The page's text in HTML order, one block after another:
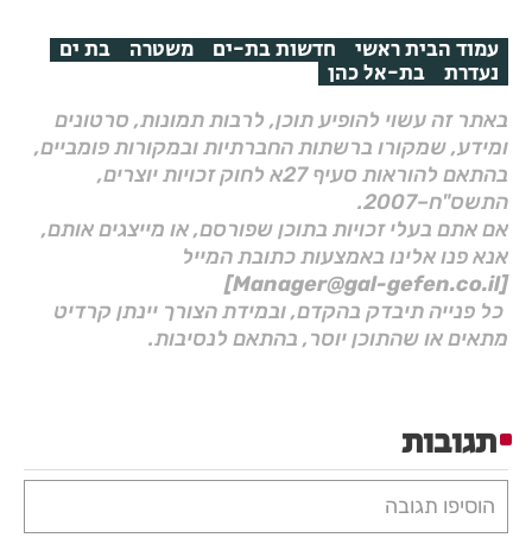
עמוד הבית ראשי חדשות בת-ים משטרה בת ים
נעדרת בת-אל כהן
באתר זה עשוי להופיע תוכן, לרבות תמונות, סרטונים
ומידע, שמקורו ברשתות החברתיות ובמקורות פומביים,
בהתאם להוראות סעיף 27א לחוק זכויות יוצרים,
התשס"ח–2007.
אם אתם בעלי זכויות בתוכן שפורסם, או מייצגים אותם,
אנא פנו אלינו באמצעות כתובת המייל
[Manager@gal-gefen.co.il]
כל פנייה תיבדק בהקדם, ובמידת הצורך יינתן קרדיט
מתאים או שהתוכן יוסר, בהתאם לנסיבות.
תגובות
הוסיפו תגובה